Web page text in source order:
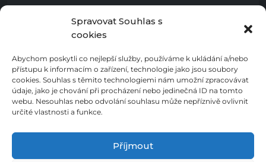
Spravovat Souhlas s
cookies
Abychom poskytli co nejlepší služby, používáme k ukládání a/nebo
přístupu k informacím o zařízení, technologie jako jsou soubory
cookies. Souhlas s těmito technologiemi nám umožní zpracovávat
údaje, jako je chování při procházení nebo jedinečná ID na tomto
webu. Nesouhlas nebo odvolání souhlasu může nepříznivě ovlivnit
určité vlastnosti a funkce.
Příjmout